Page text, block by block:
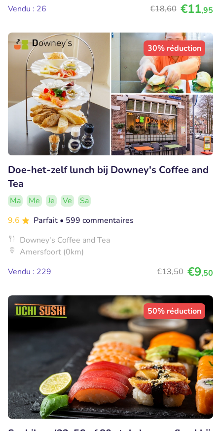
Vendu : 26
€18,60 €11,95
30% réduction
Doe-het-zelf lunch bij Downey's Coffee and
Tea
Ma Me Je Ve
Sa
9.6
Parfait • 599 commentaires
Downey's Coffee and Tea
Amersfoort (0km)
Vendu : 229
€13,50 €9,50
50% réduction